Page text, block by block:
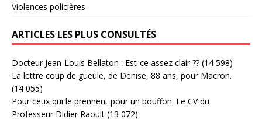
Violences policières
ARTICLES LES PLUS CONSULTÉS
Docteur Jean-Louis Bellaton : Est-ce assez clair ?? (14 598)
La lettre coup de gueule, de Denise, 88 ans, pour Macron.
(14 055)
Pour ceux qui le prennent pour un bouffon: Le CV du
Professeur Didier Raoult (13 072)